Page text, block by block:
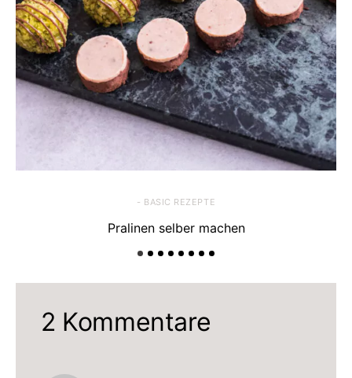
- BASIC REZEPTE
Pralinen selber machen
2 Kommentare